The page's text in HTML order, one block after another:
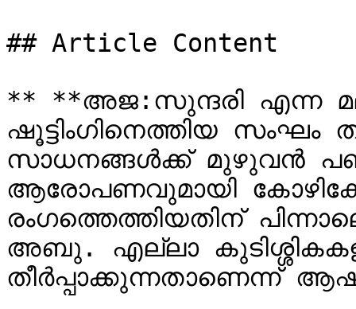
## Article Content
** **അജ:സുന്ദരി എന്ന
ഷൂട്ടിംഗിനെത്തിയ സംഘം
സാധനങ്ങള്‍ക്ക് മുഴുവന്‍
ആരോപണവുമായി
രംഗത്തെത്തിയതിന്
അബു. എല്ലാ
തീര്‍പ്പാക്കുന്നതാണെന്ന്